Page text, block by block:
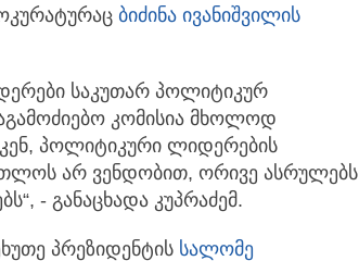
ბიძინა ივანიშვილის
საკუთარ პოლიტიკურ
კომისია მხოლოდ
პოლიტიკური ლიდერების
არ ვენდობით, ორივე ასრულებს
- განაცხადა კუპრაძემ.
პრეზიდენტის სალომე